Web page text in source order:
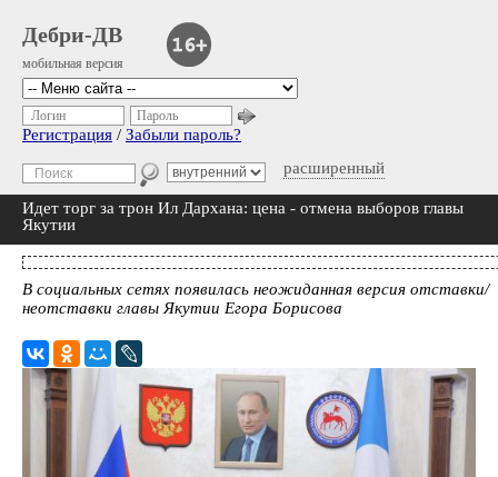
Дебри-ДВ
мобильная версия
расширенный
Логин Пароль
Регистрация / Забыли пароль?
Идет торг за трон Ил Дархана: цена - отмена выборов главы
Якутии
В социальных сетях появилась неожиданная версия отставки/
неотставки главы Якутии Егора Борисова